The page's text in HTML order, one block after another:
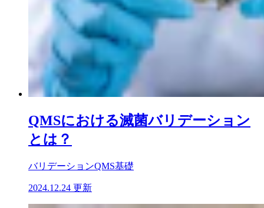
QMSにおける滅菌バリデーション
とは？
バリデーションQMS基礎
2024.12.24 更新